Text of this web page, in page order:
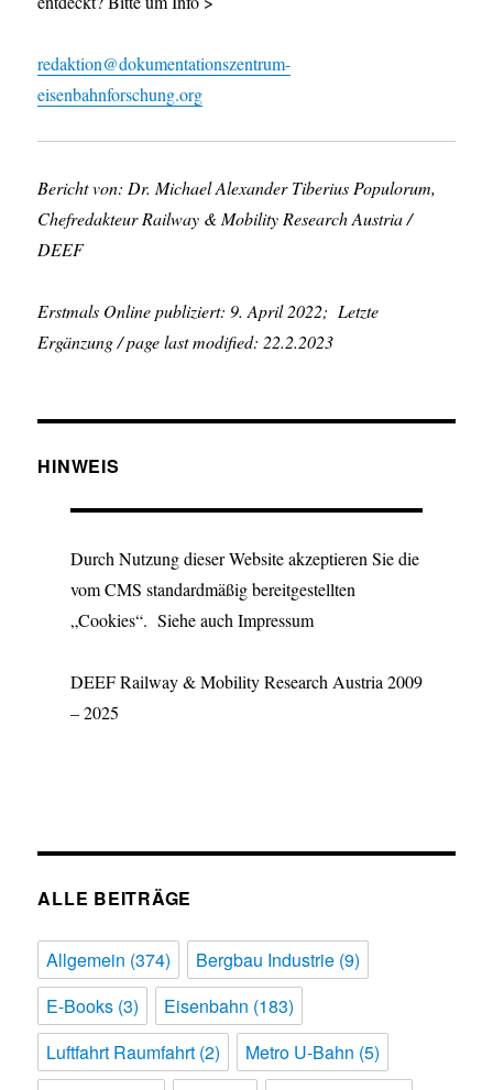
redaktion@dokumentationszentrum-
eisenbahnforschung.org
Bericht von: Dr. Michael Alexander Tiberius Populorum,
Chefredakteur Railway & Mobility Research Austria /
DEEF
Erstmals Online publiziert: 9. April 2022; Letzte
Ergänzung / page last modified: 22.2.2023
HINWEIS
Durch Nutzung dieser Website akzeptieren Sie die
vom CMS standardmäßig bereitgestellten
„Cookies“. Siehe auch Impressum
DEEF Railway & Mobility Research Austria 2009
– 2025
ALLE BEITRÄGE
Allgemein (374) Bergbau Industrie (9)
E-Books (3) Eisenbahn (183)
Luftfahrt Raumfahrt (2) Metro U-Bahn (5)